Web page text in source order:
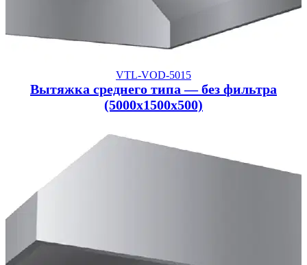
VTL-VOD-5015
Вытяжка среднего типа — без фильтра
(5000x1500x500)